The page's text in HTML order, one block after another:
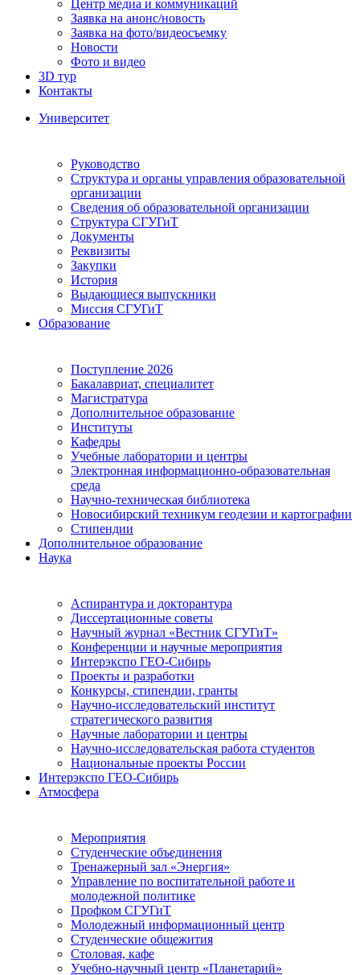
Центр медиа и коммуникаций
Заявка на анонс/новость
Заявка на фото/видеосъемку
Новости
Фото и видео
3D тур
Контакты
Университет
Руководство
Структура и органы управления образовательной
организации
Сведения об образовательной организации
Структура СГУГиТ
Документы
Реквизиты
Закупки
История
Выдающиеся выпускники
Миссия СГУГиТ
Образование
Поступление 2026
Бакалавриат, специалитет
Магистратура
Дополнительное образование
Институты
Кафедры
Учебные лаборатории и центры
Электронная информационно-образовательная
среда
Научно-техническая библиотека
Новосибирский техникум геодезии и картографии
Стипендии
Дополнительное образование
Наука
Аспирантура и докторантура
Диссертационные советы
Научный журнал «Вестник СГУГиТ»
Конференции и научные мероприятия
Интерэкспо ГЕО-Сибирь
Проекты и разработки
Конкурсы, стипендии, гранты
Научно-исследовательский институт
стратегического развития
Научные лаборатории и центры
Научно-исследовательская работа студентов
Национальные проекты России
Интерэкспо ГЕО-Сибирь
Атмосфера
Мероприятия
Студенческие объединения
Тренажерный зал «Энергия»
Управление по воспитательной работе и
молодежной политике
Профком СГУГиТ
Молодежный информационный центр
Студенческие общежития
Столовая, кафе
Учебно-научный центр «Планетарий»